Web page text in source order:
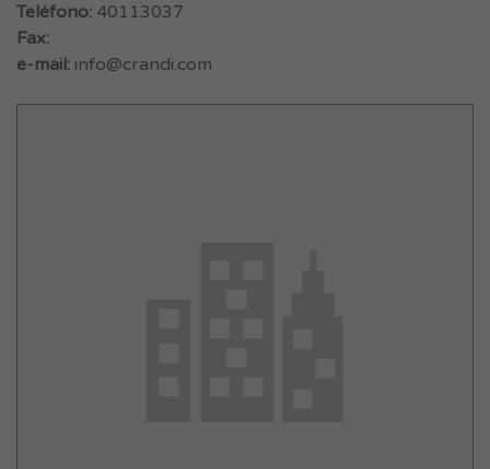
Teléfono: 40113037
Fax:
e-mail: info@crandi.com